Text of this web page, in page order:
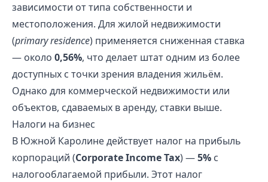
зависимости от типа собственности и
местоположения. Для жилой недвижимости
(primary residence) применяется сниженная ставка
— около0,56%, что делает штат одним из более
доступных с точки зрения владения жильём.
Однако для коммерческой недвижимости или
объектов, сдаваемых в аренду, ставки выше.
Налоги на бизнес
В Южной Каролине действует налог на прибыль
корпораций (Corporate Income Tax) —5% с
налогооблагаемой прибыли. Этот налог